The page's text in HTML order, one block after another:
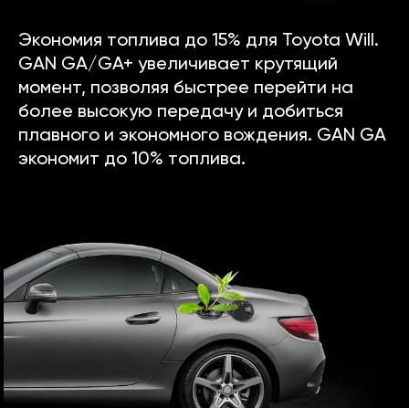
Экономия топлива до 15% для Toyota Will.
GAN GA/GA+ увеличивает крутящий
момент, позволяя быстрее перейти на
более высокую передачу и добиться
плавного и экономного вождения. GAN GA
экономит до 10% топлива.